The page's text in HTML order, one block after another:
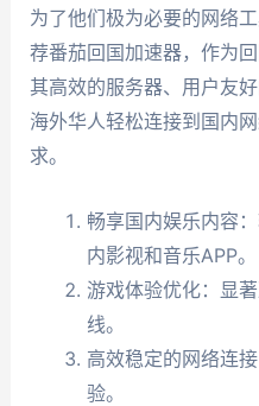
为了他们极为必要的网络
荐番茄回国加速器，作为
其高效的服务器、用户友
海外华人轻松连接到国内
求。
畅享国内娱乐内容
内影视和音乐APP。
游戏体验优化：显
线。
高效稳定的网络连
验。